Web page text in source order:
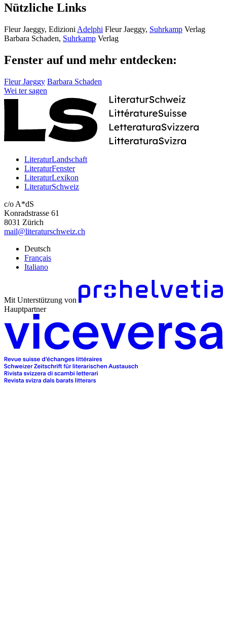
Nützliche Links
Fleur Jaeggy, Edizioni Adelphi Fleur Jaeggy, Suhrkamp Verlag
Barbara Schaden, Suhrkamp Verlag
Fenster auf und mehr entdecken:
Fleur Jaeggy Barbara Schaden
Wei ter sagen
LiteraturLandschaft
LiteraturFenster
LiteraturLexikon
LiteraturSchweiz
c/o A*dS
Konradstrasse 61
8031 Zürich
mail@literaturschweiz.ch
Deutsch
Français
Italiano
Mit Unterstützung von
Hauptpartner